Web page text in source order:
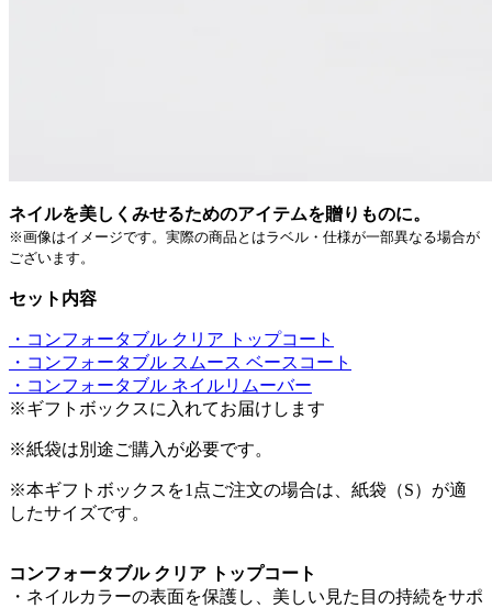
ネイルを美しくみせるためのアイテムを贈りものに。
※画像はイメージです。実際の商品とはラベル・仕様が一部異なる場合が
ございます。
セット内容
・ コンフォータブル クリア トップコート
・コンフォータブル スムース ベースコート
・コンフォータブル ネイルリムーバー
※ギフトボックスに入れてお届けします
※紙袋は別途ご購入が必要です。
※本ギフトボックスを1 点ご注文の場合は、紙袋（S）が適
したサイズです。
コンフォータブル クリア トップコート
・ネイルカラーの表面を保護し、美しい見た目の持続をサポ